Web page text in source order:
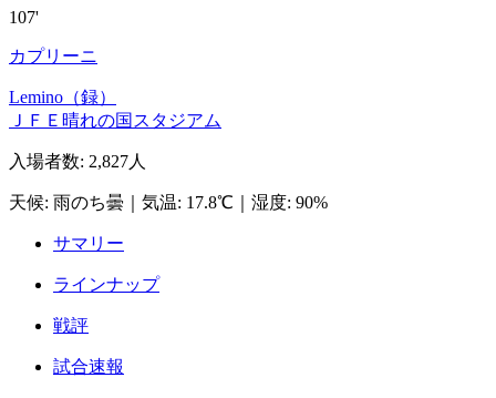
107'
カプリーニ
Lemino（録）
ＪＦＥ晴れの国スタジアム
入場者数: 2,827人
天候: 雨のち曇 気温: 17.8℃ 湿度: 90%
サマリー
ラインナップ
戦評
試合速報